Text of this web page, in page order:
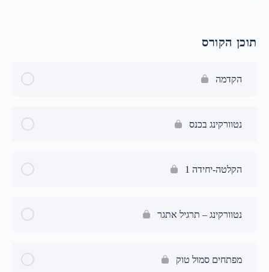
תוכן הקורס
הקדמה
נטוורקינג בכנס
הקלטה-יחידה 1
נטוורקינג – תרגיל אתגר
מפתחים סמול טוק